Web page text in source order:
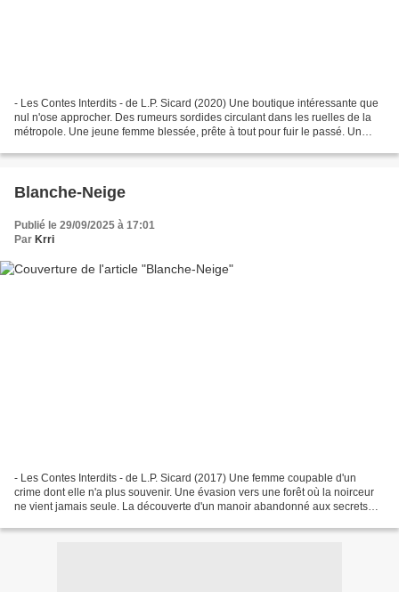
- Les Contes Interdits - de L.P. Sicard (2020) Une boutique intéressante que
nul n'ose approcher. Des rumeurs sordides circulant dans les ruelles de la
métropole. Une jeune femme blessée, prête à tout pour fuir le passé. Un
Blanche-Neige
Publié le 29/09/2025 à 17:01
Par Krri
- Les Contes Interdits - de L.P. Sicard (2017) Une femme coupable d'un
crime dont elle n'a plus souvenir. Une évasion vers une forêt où la noirceur
ne vient jamais seule. La découverte d'un manoir abandonné aux secrets